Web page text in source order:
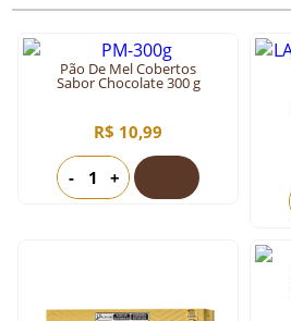
Pão De Mel Cobertos
Sabor Chocolate 300 g
R$ 10,99
- +